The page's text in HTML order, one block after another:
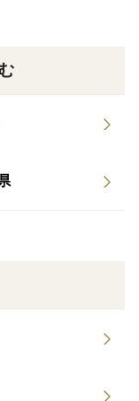
強くホクホクと
ると美味しさが